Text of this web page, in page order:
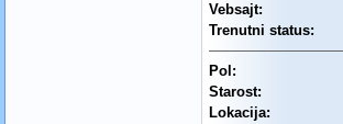
Vebsajt:
Trenutni status:
Pol:
Starost:
Lokacija: